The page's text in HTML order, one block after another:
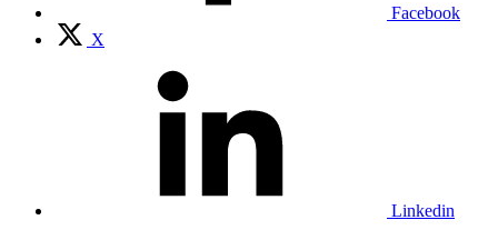
Facebook
X
Linkedin